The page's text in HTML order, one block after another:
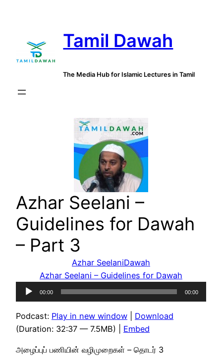
Tamil Dawah
The Media Hub for Islamic Lectures in Tamil
Azhar Seelani –
Guidelines for Dawah
– Part 3
Azhar SeelaniDawah
Azhar Seelani – Guidelines for Dawah
Audio
Player
00:00 00:00
Podcast: Play in new window
Download
(Duration: 32:37 — 7.5MB) | Embed
அழைப்புப் பணியின் வழிமுறைகள் – தொடர் 3